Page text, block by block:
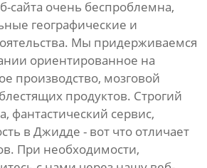
сайта очень беспроблемна,
географические и
Мы придерживаемся
ориентированное на
производство, мозговой
продуктов. Строгий
фантастический сервис,
в Джидде - вот что отличает
При необходимости,